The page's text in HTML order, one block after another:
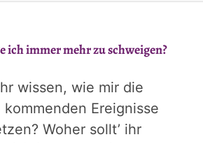
ich immer mehr zu schweigen?
wissen, wie mir die
Ereignisse
Woher sollt’ ihr